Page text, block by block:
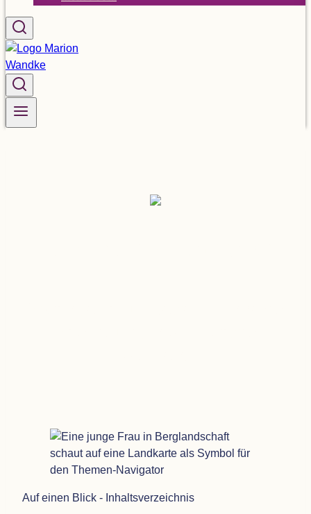
Auf einen Blick - Inhaltsverzeichnis